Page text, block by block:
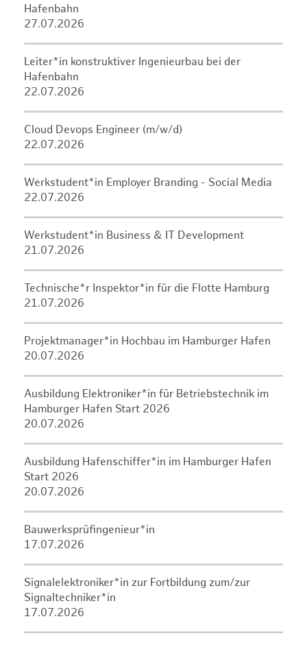
Hafenbahn
27.07.2026
Leiter*in konstruktiver Ingenieurbau bei der
Hafenbahn
22.07.2026
Cloud Devops Engineer (m/w/d)
22.07.2026
Werkstudent*in Employer Branding - Social Media
22.07.2026
Werkstudent*in Business & IT Development
21.07.2026
Technische*r Inspektor*in für die Flotte Hamburg
21.07.2026
Projektmanager*in Hochbau im Hamburger Hafen
20.07.2026
Ausbildung Elektroniker*in für Betriebstechnik im
Hamburger Hafen Start 2026
20.07.2026
Ausbildung Hafenschiffer*in im Hamburger Hafen
Start 2026
20.07.2026
Bauwerksprüfingenieur*in
17.07.2026
Signalelektroniker*in zur Fortbildung zum/zur
Signaltechniker*in
17.07.2026